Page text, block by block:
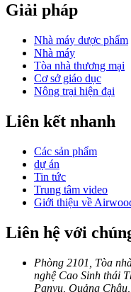
Giải pháp
Nhà máy dược phẩm
Nhà máy
Tòa nhà thương mại
Cơ sở giáo dục
Nông trại hiện đại
Liên kết nhanh
Các sản phẩm
dự án
Tin tức
Trung tâm video
Giới thiệu về
Liên hệ với
Phòng 2101, Tòa
nghệ Cao Sinh thái
Panyu, Quảng